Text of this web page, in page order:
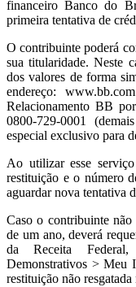
financeiro Banco do
primeira tentativa de
O contribuinte poderá
sua titularidade. Neste
dos valores de forma
endereço:
Relacionamento BB
0800-729-0001
especial exclusivo para
Ao utilizar esse
restituição e o número
aguardar nova tentativa
Caso o contribuinte
de um ano, deverá
da Receita
Demonstrativos > Meu
restituição não resgatada